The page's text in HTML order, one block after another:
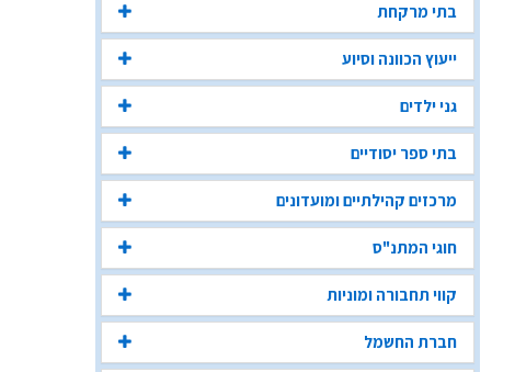
בתי מרקחת
ייעוץ הכוונה וסיוע
גני ילדים
בתי ספר יסודיים
מרכזים קהילתיים ומועדונים
חוגי המתנ"ס
קווי תחבורה ומוניות
חברת החשמל